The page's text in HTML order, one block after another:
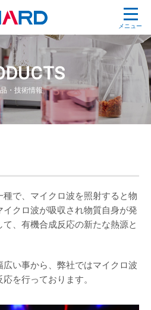
メニュー
・技術情報
で、マイクロ波を照射すると物
クロ波が吸収され物質自身が発
、有機合成反応の新たな熱源と
い事から、弊社ではマイクロ波
を行っております。